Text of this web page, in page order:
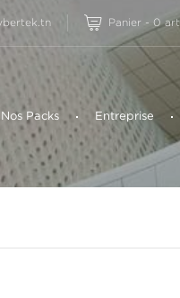
Panier - 0
Nos Packs Entreprise